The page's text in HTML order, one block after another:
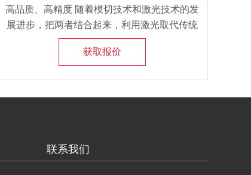
高品质、高精度 随着模切技术和激光技术的发
展进步，把两者结合起来，利用激光取代传统
的模切刀模有着明显的优势。
获取报价
联系我们